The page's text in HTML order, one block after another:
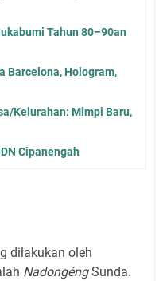
Tahun 80–90an
Barcelona, Hologram,
Kelurahan: Mimpi Baru,
Cipanengah
dilakukan oleh
NadongéngSunda.